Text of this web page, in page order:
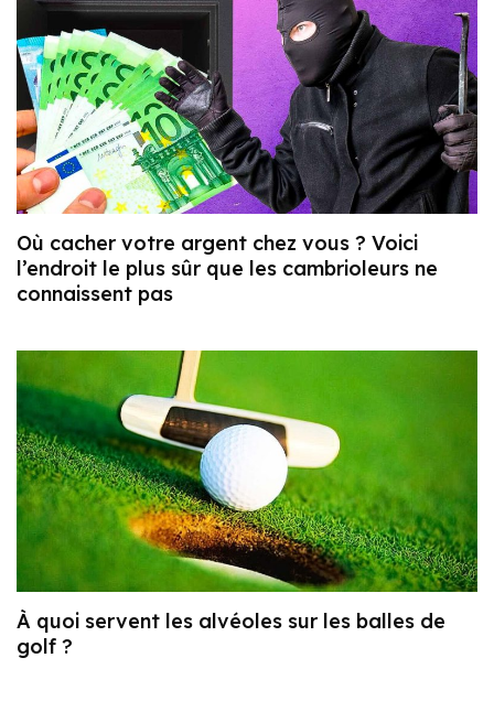
Où cacher votre argent chez vous ? Voici
l’endroit le plus sûr que les cambrioleurs ne
connaissent pas
À quoi servent les alvéoles sur les balles de
golf ?